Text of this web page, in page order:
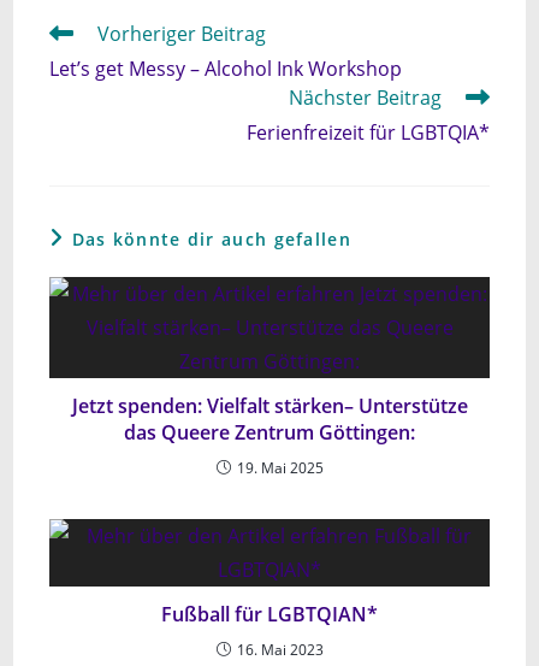
Weitere
ansehen
Vorheriger Beitrag
Let’s get Messy – Alcohol Ink Workshop
Nächster Beitrag
Ferienfreizeit für LGBTQIA*
Das könnte dir auch gefallen
Jetzt spenden: Vielfalt stärken– Unterstütze
das Queere Zentrum Göttingen:
19. Mai 2025
Fußball für LGBTQIAN*
16. Mai 2023